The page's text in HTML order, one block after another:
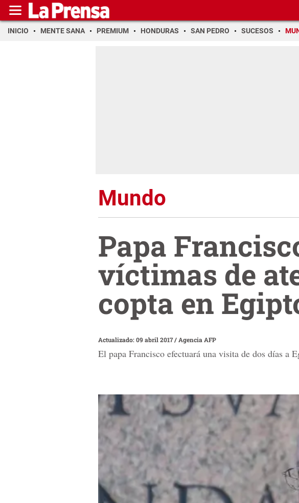
INICIO MENTE SANA PREMIUM HONDURAS SAN PEDRO SUCESOS
Mundo
Papa
víctimas de
copta en
Actualizado: 09 abril 2017/ Agencia AFP
El papa Francisco efectuará una visita de dos días a